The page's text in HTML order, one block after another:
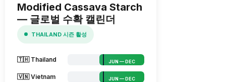
Modified Cassava Starch
— 글로벌 수확 캘린더
THAILAND 시즌 활성
🇹🇭 Thailand JUN — DEC
🇻🇳 Vietnam JUN — DEC